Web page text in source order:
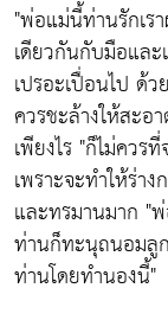
"พ่อแม่นี้ท่านรักเร
เดียวกันกับมือและ
เปรอะเปื่อนไป ด้
ควรชะล้างให้สะอ
เพียงไร "ก็ไม่ควร
เพราะจะทำให้ร่า
และทรมานมาก "
ท่านก็ทะนุถนอมลู
ท่านโดยทำนองนี้"